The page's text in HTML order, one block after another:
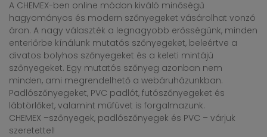
A CHEMEX-ben online módon kiváló minőségű
hagyományos és modern szőnyegeket vásárolhat vonzó
áron. A nagy választék a legnagyobb erősségünk, minden
enteriőrbe kínálunk mutatós szőnyegeket, beleértve a
divatos bolyhos szőnyegeket és a keleti mintájú
szőnyegeket. Egy mutatós szőnyeg azonban nem
minden, ami megrendelhető a webáruházunkban.
Padlószőnyegeket, PVC padlót, futószőnyegeket és
lábtörlőket, valamint műfüvet is forgalmazunk.
CHEMEX –szőnyegek, padlószőnyegek és PVC – várjuk
szeretettel!